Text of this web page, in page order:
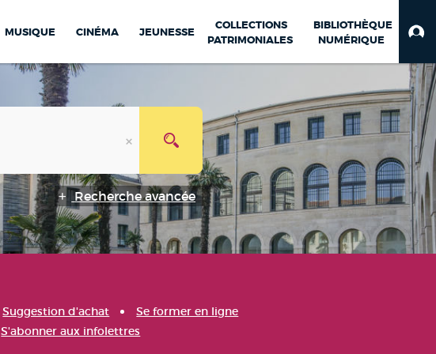
MUSIQUE CINÉMA JEUNESSE
COLLECTIONS
PATRIMONIALES
BIBLIOTHÈQUE
NUMÉRIQUE
Recherche avancée
Suggestion d'achat
Se former en ligne
S'abonner aux infolettres